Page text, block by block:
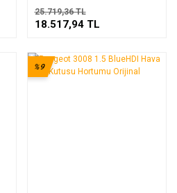
25.719,36 TL
18.517,94 TL
%9